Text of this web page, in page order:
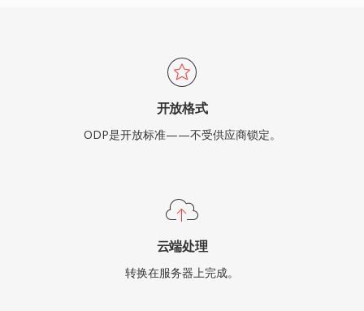
开放格式
ODP是开放标准——不受供应商锁定。
云端处理
转换在服务器上完成。